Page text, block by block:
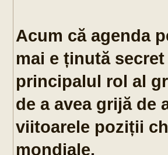
Acum că agenda
mai e ținută
principalul rol al
de a avea grijă
viitoarele poziții
mondiale.